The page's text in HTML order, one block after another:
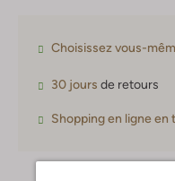
Choisissez vous-
30 jours de retours
Shopping en ligne en